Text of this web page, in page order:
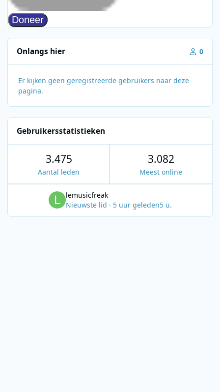
Onlangs hier 0
Er kijken geen geregistreerde gebruikers naar deze
pagina.
Gebruikersstatistieken
3.475
Aantal leden
3.082
Meest online
lemusicfreak
Nieuwste lid · 5 uur geleden5 u.